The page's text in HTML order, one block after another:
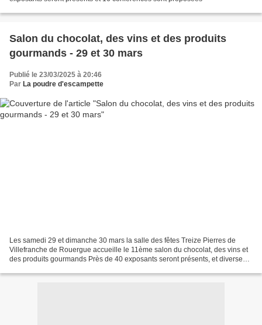
Salon du chocolat, des vins et des produits
gourmands - 29 et 30 mars
Publié le 23/03/2025 à 20:46
Par La poudre d'escampette
Les samedi 29 et dimanche 30 mars la salle des fêtes Treize Pierres de
Villefranche de Rouergue accueille le 11ème salon du chocolat, des vins et
des produits gourmands Près de 40 exposants seront présents, et diverses